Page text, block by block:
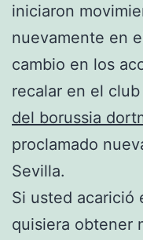
iniciaron
nuevamente en
cambio en los
recalar en el
del borussia
proclamado
Sevilla.
Si usted acarició
quisiera obtener